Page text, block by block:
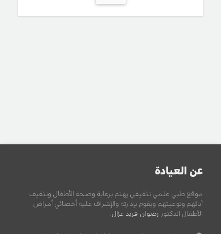
عن العيادة
موقع طبي علمي تثقيفي يهتم برعاية وصحة الأطفال وتثقيف
آبائهم وتوعيتهم ويقوم بإدارته والإشراف عليه أخصائي أمراض
الأطفال الدكتور رضوان فريد غزال.